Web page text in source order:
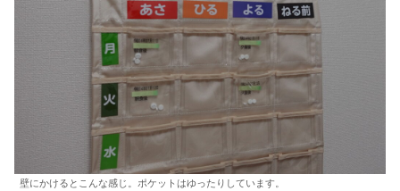
壁にかけるとこんな感じ。ポケットはゆったりしています。